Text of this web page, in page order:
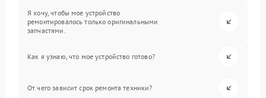
Я хочу, чтобы мое устройство
ремонтировалось только оригинальными
запчастями.
Как я узнаю, что мое устройство готово?
От чего зависит срок ремонта техники?